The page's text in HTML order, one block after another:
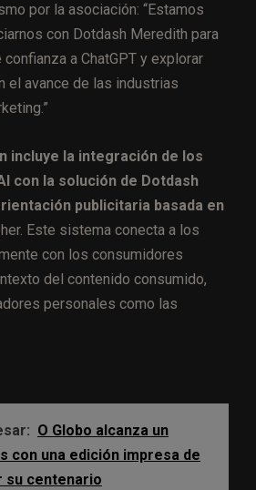
por la asociación: “Estamos
con Dotdash Meredith para
a ChatGPT y explorar
el avance de las industrias
incluye la integración de los
con la solución de Dotdash
publicitaria basada en
Este sistema conecta a los
con los consumidores
del contenido consumido,
personales como las
O Globo alcanza un
con una edición impresa de
su centenario